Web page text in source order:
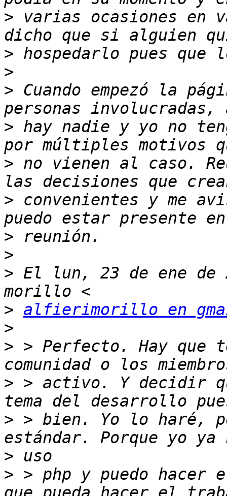
> varias ocasiones en
>
>
> Cuando empezó la
> hay nadie y yo no
> no vienen al caso.
> convenientes y me
>
>
> El lun, 23 de ene
> alfierimorillo en
>
> > Perfecto. Hay que
> > activo. Y decidir
> > bien. Yo lo haré,
>
> > php y puedo